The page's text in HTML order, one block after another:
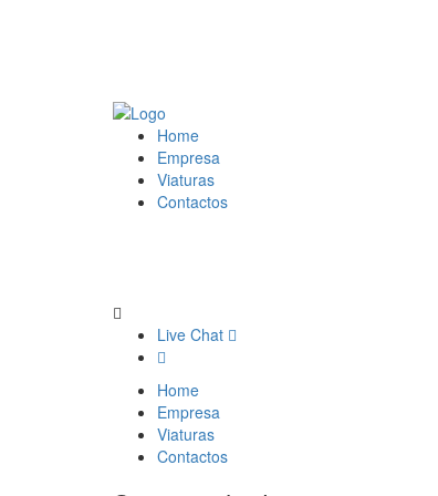
Home
Empresa
Viaturas
Contactos
Live Chat
Home
Empresa
Viaturas
Contactos